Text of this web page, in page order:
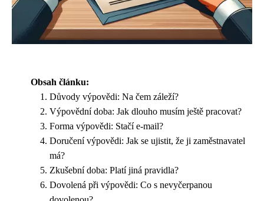
Obsah článku:
Důvody výpovědi: Na čem záleží?
Výpovědní doba: Jak dlouho musím ještě pracovat?
Forma výpovědi: Stačí e-mail?
Doručení výpovědi: Jak se ujistit, že ji zaměstnavatel
má?
Zkušební doba: Platí jiná pravidla?
Dovolená při výpovědi: Co s nevyčerpanou